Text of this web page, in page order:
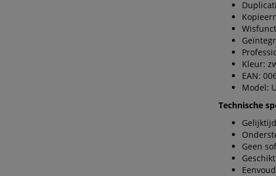
Kleur:
EAN:
Model:
Technische
Geen